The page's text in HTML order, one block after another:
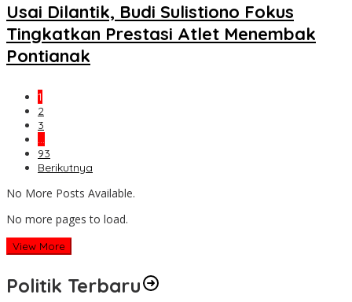
Usai Dilantik, Budi Sulistiono Fokus
Tingkatkan Prestasi Atlet Menembak
Pontianak
1
2
3
…
93
Berikutnya
No More Posts Available.
No more pages to load.
View More
Politik Terbaru